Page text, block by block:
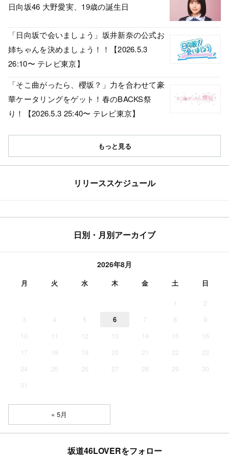
日向坂46 大野愛実、19歳の誕生日
「日向坂で会いましょう」坂井新奈の公式お
姉ちゃんを決めましょう！！【2026.5.3
26:10〜 テレビ東京】
「そこ曲がったら、櫻坂？」力を合わせて豪
華ケータリングをゲット！春のBACKS祭
り！【2026.5.3 25:40〜 テレビ東京】
もっと見る
リリーススケジュール
日別・月別アーカイブ
2026年8月
月 火 水 木 金 土 日
1
2
3
4 5 6 7 8
9
10
11 12 13 14 15
16
17
18 19 20 21 22
23
24
25 26 27 28 29
30
31
« 5月
坂道46LOVERをフォロー